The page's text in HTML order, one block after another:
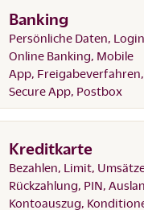
Banking
Persönliche Daten, Login,
Online Banking, Mobile
App, Freigabeverfahren,
Secure App, Postbox
Kreditkarte
Bezahlen, Limit,
Rückzahlung, PIN,
Kontoauszug,